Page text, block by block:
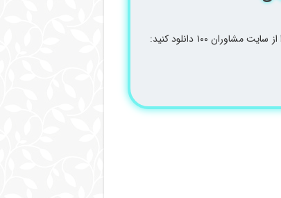
فایل دفترچه سوالات کنکور 1400 نظام جدید همراه با پاسخنامه کلیدی را از سایت مشاوران ۱۰۰ دانلود کنید: